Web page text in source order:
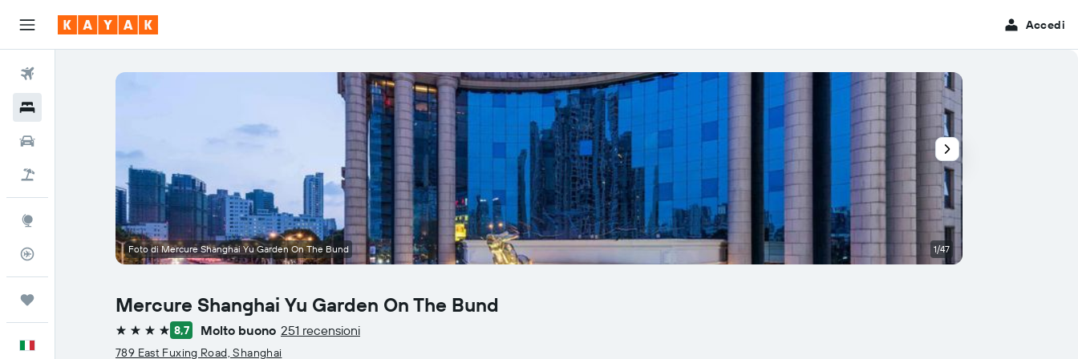
Accedi
Pacchetti vacanze
Mercure Shanghai Yu Garden On The Bund
4 stelle 8,7 Molto buono 251 recensioni
789 East Fuxing Road, Shanghai
Foto di Mercure Shanghai Yu Garden On The Bund 1/47